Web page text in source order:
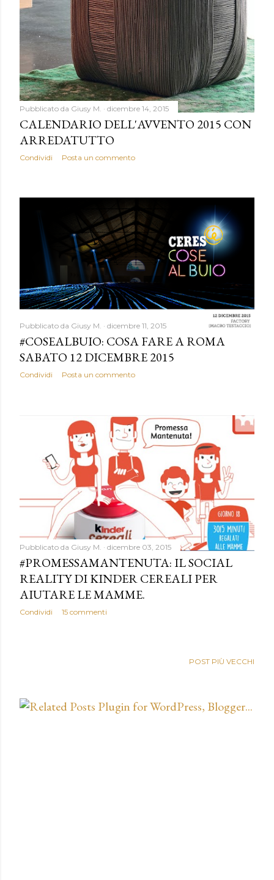
Pubblicato da Giusy M. dicembre 14, 2015
CALENDARIO DELL'AVVENTO 2015 CON
ARREDATUTTO
Condividi Posta un commento
Pubblicato da Giusy M. dicembre 11, 2015
#COSEALBUIO: COSA FARE A ROMA
SABATO 12 DICEMBRE 2015
Condividi Posta un commento
Pubblicato da Giusy M. dicembre 03, 2015
#PROMESSAMANTENUTA: IL SOCIAL
REALITY DI KINDER CEREALI PER
AIUTARE LE MAMME.
Condividi 15 commenti
POST PIÙ VECCHI